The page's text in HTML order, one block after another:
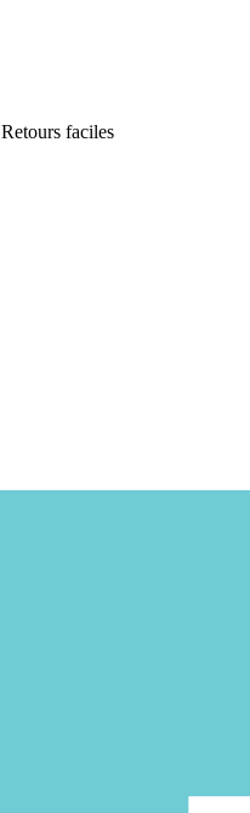
Retours faciles